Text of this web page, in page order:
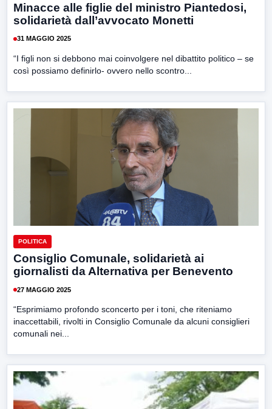
Minacce alle figlie del ministro Piantedosi,
solidarietà dall’avvocato Monetti
31 MAGGIO 2025
“I figli non si debbono mai coinvolgere nel dibattito politico – se
così possiamo definirlo- ovvero nello scontro...
POLITICA
Consiglio Comunale, solidarietà ai
giornalisti da Alternativa per Benevento
27 MAGGIO 2025
“Esprimiamo profondo sconcerto per i toni, che riteniamo
inaccettabili, rivolti in Consiglio Comunale da alcuni consiglieri
comunali nei...